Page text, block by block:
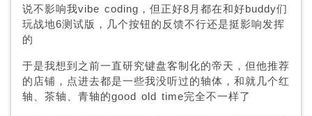
说不影响我vibe coding，但正好8月都在和好buddy们
玩战地6测试版，几个按钮的反馈不行还是挺影响发挥
的
于是我想到之前一直研究键盘客制化的帝天，但他推荐
的店铺，点进去都是一些我没听过的轴体，和就几个红
轴、茶轴、青轴的good old time完全不一样了